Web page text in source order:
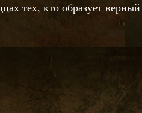
тех, кто образует